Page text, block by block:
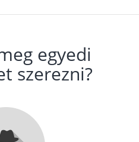
egyedi
szerezni?